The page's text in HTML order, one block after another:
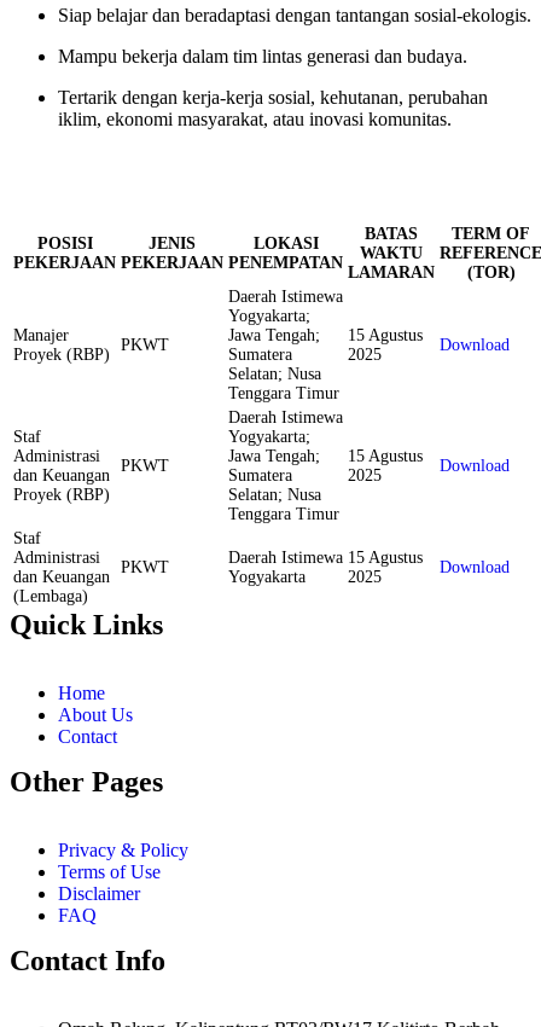
Siap belajar dan beradaptasi dengan tantangan sosial-ekologis.
Mampu bekerja dalam tim lintas generasi dan budaya.
Tertarik dengan kerja-kerja sosial, kehutanan, perubahan
iklim, ekonomi masyarakat, atau inovasi komunitas.
POSISI
PEKERJAAN
JENIS
PEKERJAAN
LOKASI
PENEMPATAN
BATAS
WAKTU
LAMARAN
TERM OF
REFERENCE
(TOR)
Manajer
Proyek (RBP)
PKWT
Daerah Istimewa
Yogyakarta;
Jawa Tengah;
Sumatera
Selatan; Nusa
Tenggara Timur
15 Agustus
2025
Download
Staf
Administrasi
dan Keuangan
Proyek (RBP)
PKWT
Daerah Istimewa
Yogyakarta;
Jawa Tengah;
Sumatera
Selatan; Nusa
Tenggara Timur
15 Agustus
2025
Download
Staf
Administrasi
dan Keuangan
(Lembaga)
PKWT
Daerah Istimewa
Yogyakarta
15 Agustus
2025
Download
Quick Links
Home
About Us
Contact
Other Pages
Privacy & Policy
Terms of Use
Disclaimer
FAQ
Contact Info